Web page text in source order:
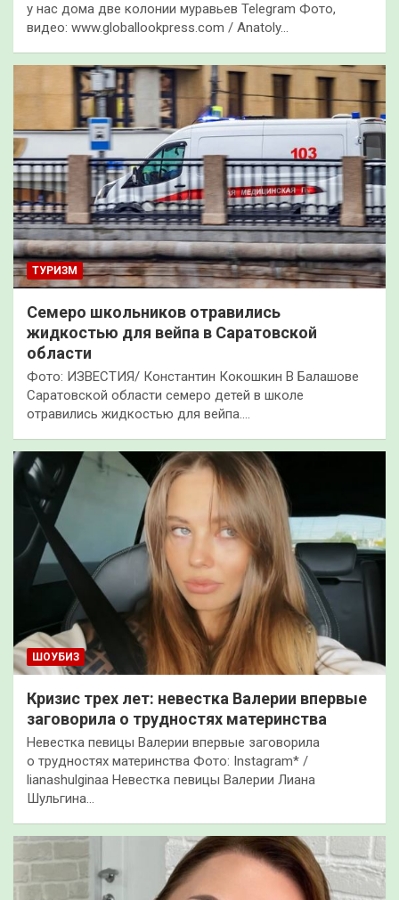
у нас дома две колонии муравьев Telegram Фото,
видео: www.globallookpress.com / Anatoly…
ТУРИЗМ
Семеро школьников отравились
жидкостью для вейпа в Саратовской
области
Фото: ИЗВЕСТИЯ/ Константин Кокошкин В Балашове
Саратовской области семеро детей в школе
отравились жидкостью для вейпа.…
ШОУБИЗ
Кризис трех лет: невестка Валерии впервые
заговорила о трудностях материнства
Невестка певицы Валерии впервые заговорила
о трудностях материнства Фото: Instagram* /
lianashulginaa Невестка певицы Валерии Лиана
Шульгина…